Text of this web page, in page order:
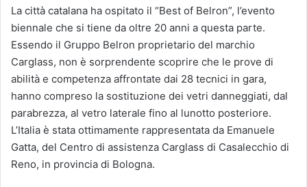
La città catalana ha ospitato il “Best of Belron”, l’evento
biennale che si tiene da oltre 20 anni a questa parte.
Essendo il Gruppo Belron proprietario del marchio
Carglass, non è sorprendente scoprire che le prove di
abilità e competenza affrontate dai 28 tecnici in gara,
hanno compreso la sostituzione dei vetri danneggiati, dal
parabrezza, al vetro laterale fino al lunotto posteriore.
L’Italia è stata ottimamente rappresentata da Emanuele
Gatta, del Centro di assistenza Carglass di Casalecchio di
Reno, in provincia di Bologna.